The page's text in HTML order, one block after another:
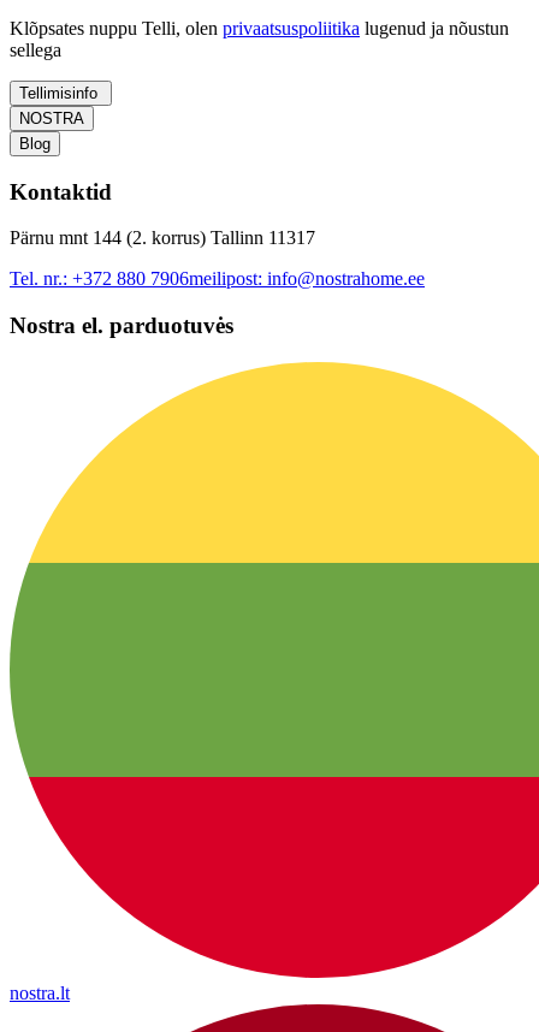
Klõpsates nuppu Telli, olen privaatsuspoliitika lugenud ja nõustun
sellega
Tellimisinfo
NOSTRA
Blog
Kontaktid
Pärnu mnt 144 (2. korrus) Tallinn 11317
Tel. nr.: +372 880 7906meilipost: info@nostrahome.ee
Nostra el. parduotuvės
nostra.lt